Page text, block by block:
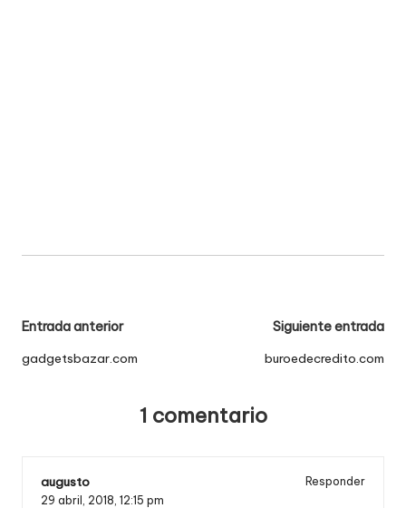
Navegación
de
Entrada anterior
gadgetsbazar.com
Siguiente entrada
buroedecredito.com
1 comentario
augusto
Responder
29 abril, 2018, 12:15 pm